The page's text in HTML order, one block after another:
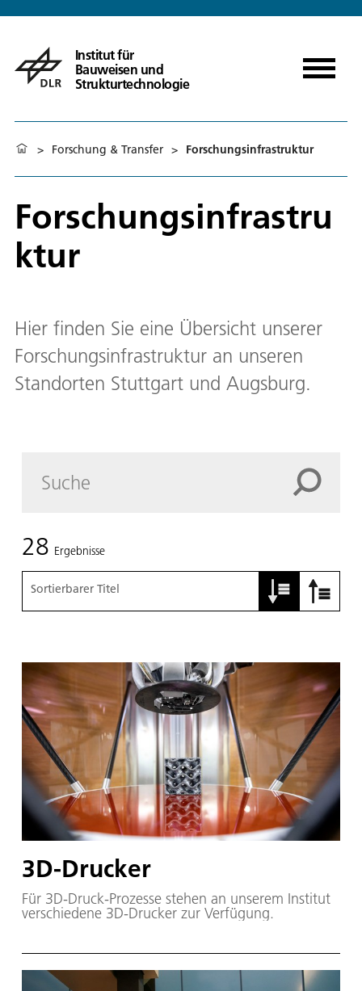
Institut für
Bauweisen und
Strukturtechnologie
> Forschung & Transfer > Forschungsinfrastruktur
Forschungsinfrastru
ktur
Hier finden Sie eine Übersicht unserer
Forschungsinfrastruktur an unseren
Standorten Stuttgart und Augsburg.
28 Ergebnisse
Sortierbarer Titel
3D-Drucker
Für 3D-Druck-Prozesse stehen an unserem Institut
verschiedene 3D-Drucker zur Verfügung.